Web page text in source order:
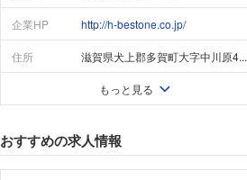
企業HP http://h-bestone.co.jp/
住所 滋賀県犬上郡多賀町大字中川原4...
もっと見る
おすすめの求人情報